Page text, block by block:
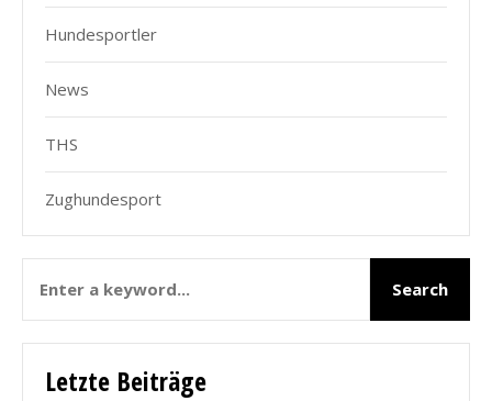
Hundesportler
News
THS
Zughundesport
Letzte Beiträge